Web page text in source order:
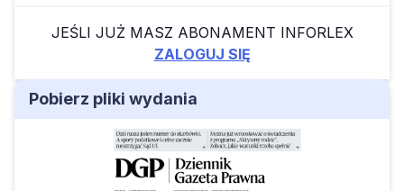
JEŚLI JUŻ MASZ ABONAMENT INFORLEX
ZALOGUJ SIĘ
Pobierz pliki wydania